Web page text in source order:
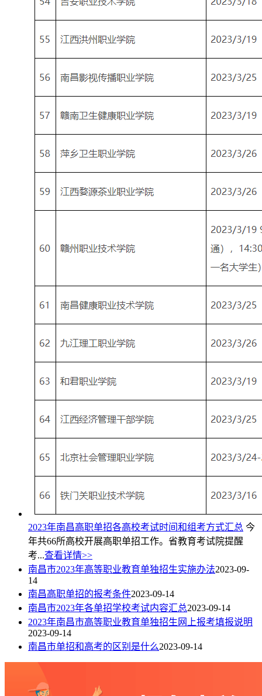
2023年南昌高职单招各高校考试时间和组考方式汇总 今
年共66所高校开展高职单招工作。省教育考试院提醒
考...查看详情>>
南昌市2023年高等职业教育单独招生实施办法2023-09-
14
南昌高职单招的报考条件2023-09-14
南昌市2023年各单招学校考试内容汇总2023-09-14
2023年南昌市高等职业教育单独招生网上报考填报说明
2023-09-14
南昌市单招和高考的区别是什么2023-09-14